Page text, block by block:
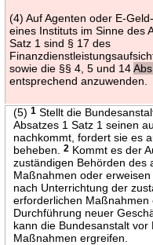
(4) Auf Agenten oder E-
eines Instituts im Sinne des
Satz 1 sind § 17 des
sowie die §§ 4, 5 und 14Abs.
entsprechend anzuwenden.
(5)1 Stellt die
Absatzes 1 Satz 1 seinen
nachkommt, fordert sie es
beheben.2 Kommt es der
zuständigen Behörden
Maßnahmen oder
nach Unterrichtung der
erforderlichen
Durchführung neuer
kann die Bundesanstalt
Maßnahmen ergreifen.